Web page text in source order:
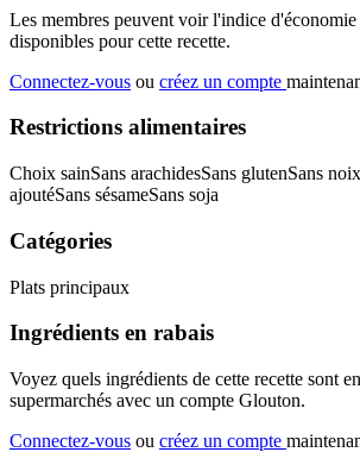
Les membres peuvent voir l'indice d'économie
disponibles pour cette recette.
Connectez-vous ou créez un compte
Restrictions alimentaires
Choix sainSans arachidesSans glutenSans noix
ajoutéSans sésameSans soja
Catégories
Plats principaux
Ingrédients en rabais
Voyez quels ingrédients de cette recette sont
supermarchés avec un compte Glouton.
Connectez-vous ou créez un compte